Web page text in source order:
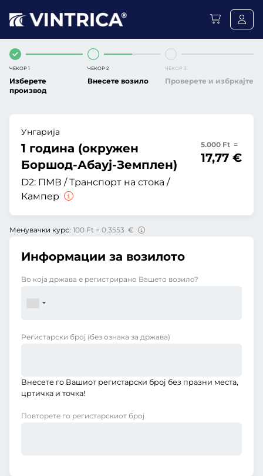
ЧЕКОР 1
Изберете
производ
ЧЕКОР 2
Внесете возило
ЧЕКОР 3
Проверете и избркајте
Унгарија
1 година (окружен
Боршод-Абауј-Земплен)
D2: ПМВ / Транспорт на стока /
Кампер
5.000 Ft =
17,77 €
Менувачки курс: 100 Ft = 0,3553 €
Информации за возилото
Во која држава е регистрирано Вашето возило?
Регистарски број (без ознака за држава)
Внесете го Вашиот регистарски број без празни места,
цртичка и точка!
Повторете го регистарскиот број